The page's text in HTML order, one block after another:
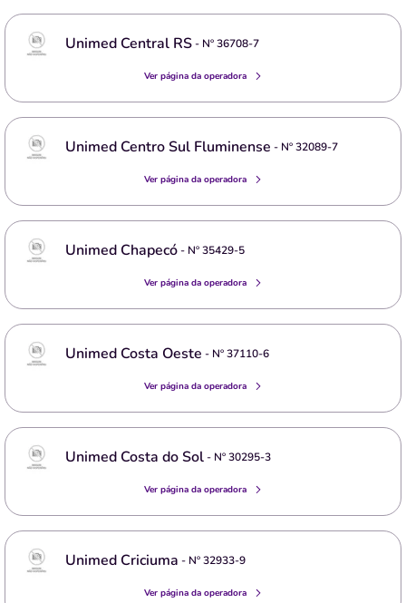
Unimed Central RS- Nº36708-7
Ver página da operadora
Unimed Centro Sul Fluminense - Nº32089-7
Ver página da operadora
Unimed Chapecó- Nº35429-5
Ver página da operadora
Unimed Costa Oeste - Nº37110-6
Ver página da operadora
Unimed Costa do Sol- Nº30295-3
Ver página da operadora
Unimed Criciuma - Nº32933-9
Ver página da operadora